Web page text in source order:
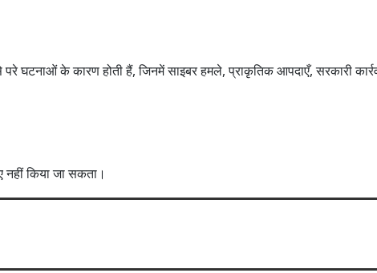
के कारण होती हैं, जिनमें साइबर हमले, प्राकृतिक आपदाएँ, सरकारी
नहीं किया जा सकता।